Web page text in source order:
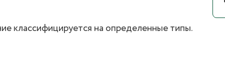
классифицируется на определенные типы.